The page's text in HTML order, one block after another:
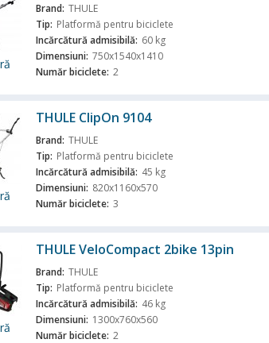
Brand: THULE
Tip: Platformă pentru biciclete
Incărcătură admisibilă: 60 kg
Dimensiuni: 750x1540x1410
Număr biciclete: 2
THULE ClipOn 9104
Brand: THULE
Tip: Platformă pentru biciclete
Incărcătură admisibilă: 45 kg
Dimensiuni: 820x1160x570
Număr biciclete: 3
THULE VeloCompact 2bike 13pin
Brand: THULE
Tip: Platformă pentru biciclete
Incărcătură admisibilă: 46 kg
Dimensiuni: 1300x760x560
Număr biciclete: 2